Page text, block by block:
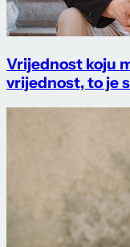
Vrijednost koju
vrijednost, to je